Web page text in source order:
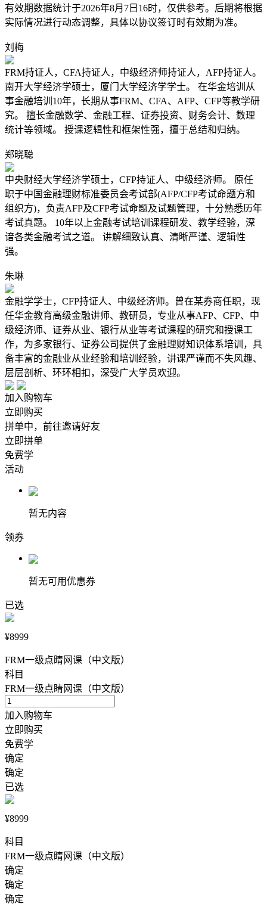
有效期数据统计于2026年8月7日16时，仅供参考。后期将根据
实际情况进行动态调整，具体以协议签订时有效期为准。
刘梅
FRM持证人，CFA持证人，中级经济师持证人，AFP持证人。
南开大学经济学硕士，厦门大学经济学学士。 在华金培训从
事金融培训10年，长期从事FRM、CFA、AFP、CFP等教学研
究。 擅长金融数学、金融工程、证券投资、财务会计、数理
统计等领域。 授课逻辑性和框架性强，擅于总结和归纳。
郑晓聪
中央财经大学经济学硕士，CFP持证人、中级经济师。 原任
职于中国金融理财标准委员会考试部(AFP/CFP考试命题方和
组织方)，负责AFP及CFP考试命题及试题管理，十分熟悉历年
考试真题。 10年以上金融考试培训课程研发、教学经验，深
谙各类金融考试之道。 讲解细致认真、清晰严谨、逻辑性
强。
朱琳
金融学学士，CFP持证人、中级经济师。曾在某券商任职，现
任华金教育高级金融讲师、教研员，专业从事AFP、CFP、中
级经济师、证券从业、银行从业等考试课程的研究和授课工
作，为多家银行、证券公司提供了金融理财知识体系培训，具
备丰富的金融业从业经验和培训经验，讲课严谨而不失风趣、
层层剖析、环环相扣，深受广大学员欢迎。
加入购物车
立即购买
拼单中，前往邀请好友
立即拼单
免费学
活动
暂无内容
领券
暂无可用优惠券
已选
¥8999
FRM一级点睛网课（中文版）
科目
FRM一级点睛网课（中文版）
加入购物车
立即购买
免费学
确定
确定
已选
¥8999
科目
FRM一级点睛网课（中文版）
确定
确定
确定